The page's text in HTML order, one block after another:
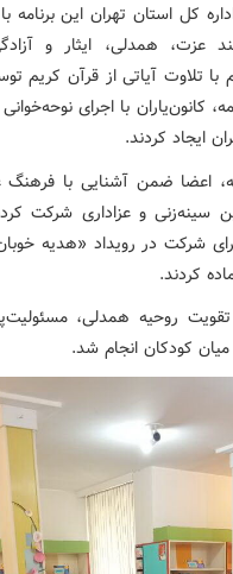
کل استان تهران این
عزت، همدلی، ایثار و
با تلاوت آیاتی از قرآن کریم
کانون‌یاران با اجرای
ایجاد کردند.
اعضا ضمن آشنایی با فرهنگ
سینه‌زنی و عزاداری شرکت
شرکت در رویداد «هدیه
کردند.
تقویت روحیه همدلی،
کودکان انجام شد.